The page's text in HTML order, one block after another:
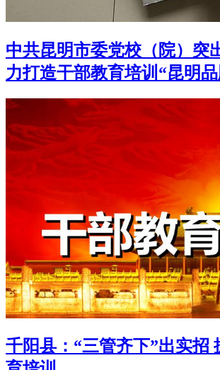
中共昆明市委党校（院）突
力打造干部教育培训“昆明
千阳县：“三管齐下”出实招